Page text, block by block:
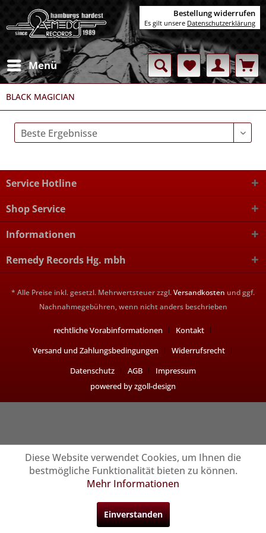
Menü
BLACK MAGICIAN
Service Hotline
Shop Service
Informationen
Remedy Records Hg. mbh
* Alle Preise inkl. gesetzl. Mehrwertsteuer zzgl.Versandkosten und ggf.
Nachnahmegebühren, wenn nicht anders beschrieben
rechtliche Vorabinformationen
Kontakt
Versand und Zahlungsbedingungen
Widerrufsrecht
Datenschutz
AGB
Impressum
powered by zgoll-design
Bestellung widerrufen
Es gilt unsere Datenschutzerklärung
Diese Website verwendet Cookies, um Ihnen die
bestmögliche Funktionalität bieten zu können.
Mehr Informationen
Einverstanden